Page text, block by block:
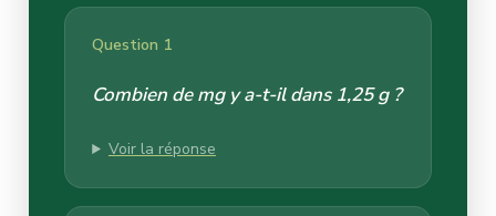
Question 1
Combien de mg y a-t-il dans 1,25 g ?
Voir la réponse